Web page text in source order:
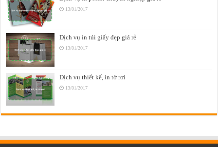
13/01/2017
Dịch vụ in túi giấy đẹp giá rẻ
13/01/2017
Dịch vụ thiết kế, in tờ rơi
13/01/2017